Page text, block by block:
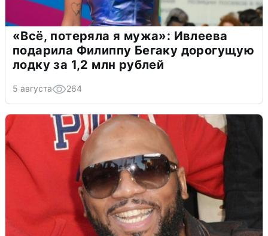
«Всё, потеряла я мужа»: Ивлеева
подарила Филиппу Бегаку дорогущую
лодку за 1,2 млн рублей
5 августа 264